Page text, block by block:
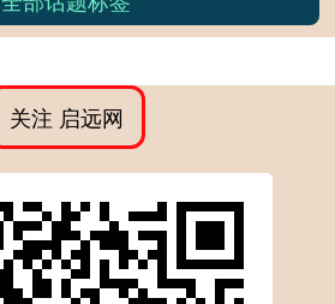
关注 启远网